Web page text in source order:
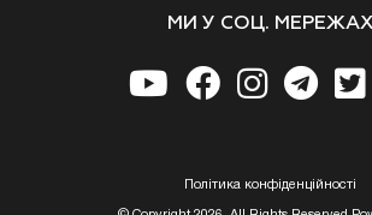
МИ У СОЦ. МЕРЕЖАХ
Полiтика конфiденцiйностi